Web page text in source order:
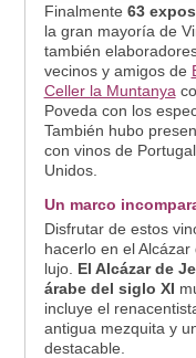
Finalmente 63
la gran mayoría de
también
vecinos y amigos de
Celler la Muntanya
Poveda con los
También hubo
con vinos de
Unidos.
Un marco
Disfrutar de estos
hacerlo en el
lujo. El Alcázar de
árabe del siglo XI
incluye el
antigua mezquita y
destacable.